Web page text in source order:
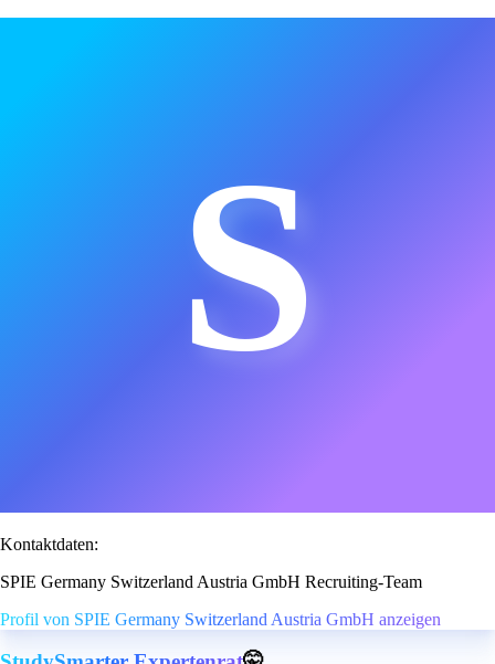
S
Kontaktdaten:
SPIE Germany Switzerland Austria GmbH Recruiting-Team
Profil von SPIE Germany Switzerland Austria GmbH anzeigen